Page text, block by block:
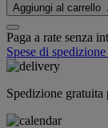
Aggiungi al carrello
Paga a rate senza
Spese di
Spedizione